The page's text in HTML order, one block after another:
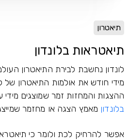
תיאטרון
תיאטראות בלונדון
לונדון נחשבת לבירת התיאטרון
מידי חודש את אולמות התיאטרון של
ההצגות והמחזות זמר שמוצגים מידי
בלונדון מאמץ הצגה או מחזמר
אפשר להרחיק לכת ולומר כי